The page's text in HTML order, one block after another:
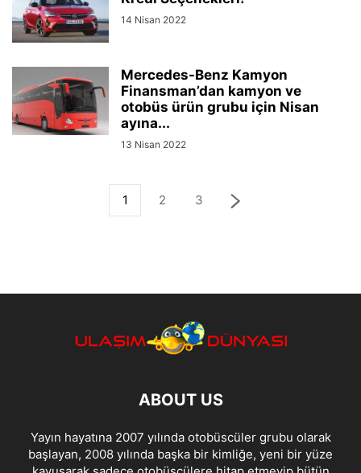
14 Nisan 2022
Mercedes-Benz Kamyon
Finansman’dan kamyon ve
otobüs ürün grubu için Nisan
ayına...
13 Nisan 2022
1 2 3
ABOUT US
Yayın hayatına 2007 yılında otobüscüler grubu olarak
başlayan, 2008 yılında başka bir kimliğe, yeni bir yüze